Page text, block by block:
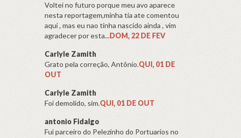
Voltei no futuro porque meu avo aparece
nesta reportagem,minha tia ate comentou
aqui , mas eu nao tinha nascido ainda , vim
agradecer por esta...DOM, 22 DE FEV
Carlyle Zamith
Grato pela correção, Antônio.QUI, 01 DE
OUT
Carlyle Zamith
Foi demolido, sim.QUI, 01 DE OUT
antonio Fidalgo
Fui parceiro do Pelezinho do Portuarios no